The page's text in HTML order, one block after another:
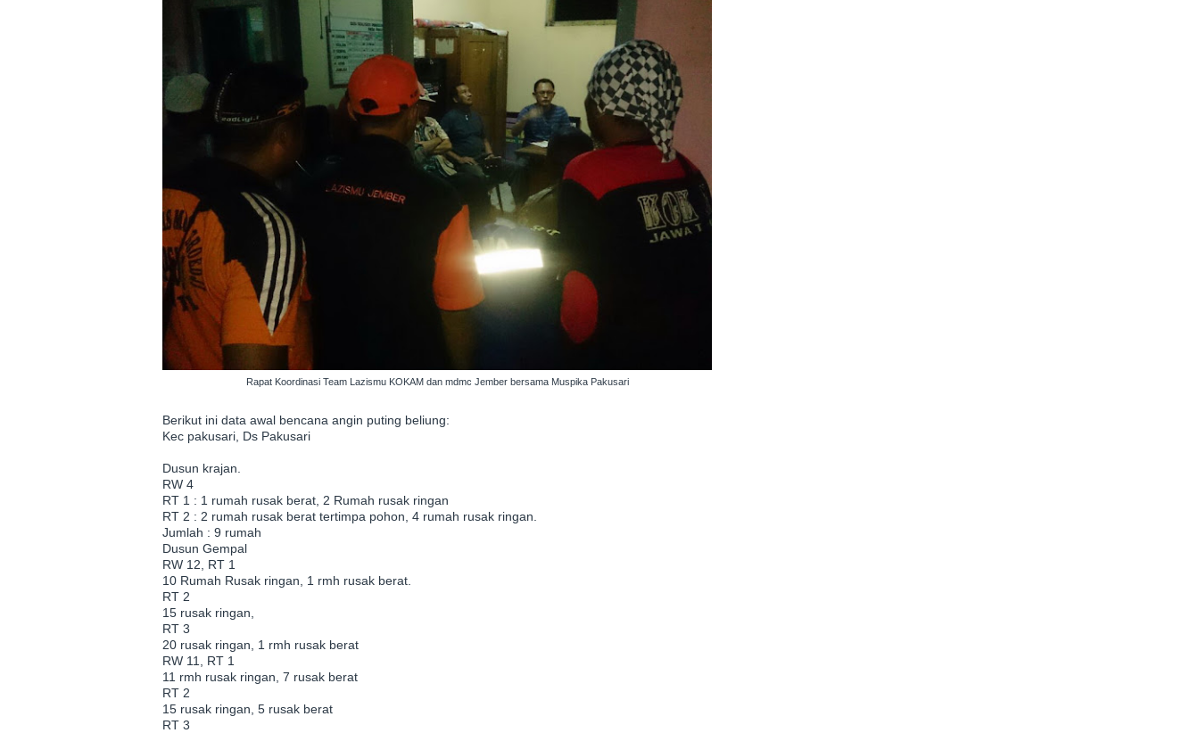
Rapat Koordinasi Team Lazismu KOKAM dan mdmc Jember bersama Muspika Pakusari
Berikut ini data awal bencana angin puting beliung:
Kec pakusari, Ds Pakusari
Dusun krajan.
RW 4
RT 1 : 1 rumah rusak berat, 2 Rumah rusak ringan
RT 2 : 2 rumah rusak berat tertimpa pohon, 4 rumah rusak ringan.
Jumlah : 9 rumah
Dusun Gempal
RW 12, RT 1
10 Rumah Rusak ringan, 1 rmh rusak berat.
RT 2
15 rusak ringan,
RT 3
20 rusak ringan, 1 rmh rusak berat
RW 11, RT 1
11 rmh rusak ringan, 7 rusak berat
RT 2
15 rusak ringan, 5 rusak berat
RT 3